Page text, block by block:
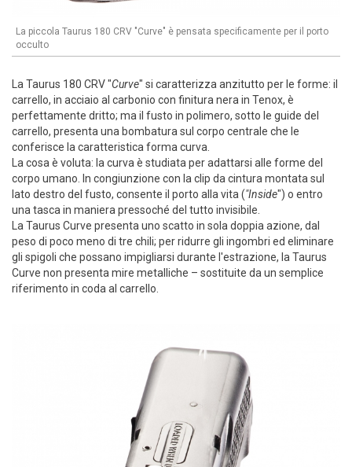
La piccola Taurus 180 CRV "Curve" è pensata specificamente per il porto
occulto
La Taurus 180 CRV "Curve" si caratterizza anzitutto per le forme: il
carrello, in acciaio al carbonio con finitura nera in Tenox, è
perfettamente dritto; ma il fusto in polimero, sotto le guide del
carrello, presenta una bombatura sul corpo centrale che le
conferisce la caratteristica forma curva.
La cosa è voluta: la curva è studiata per adattarsi alle forme del
corpo umano. In congiunzione con la clip da cintura montata sul
lato destro del fusto, consente il porto alla vita ("Inside") o entro
una tasca in maniera pressoché del tutto invisibile.
La Taurus Curve presenta uno scatto in sola doppia azione, dal
peso di poco meno di tre chili; per ridurre gli ingombri ed eliminare
gli spigoli che possano impigliarsi durante l'estrazione, la Taurus
Curve non presenta mire metalliche – sostituite da un semplice
riferimento in coda al carrello.